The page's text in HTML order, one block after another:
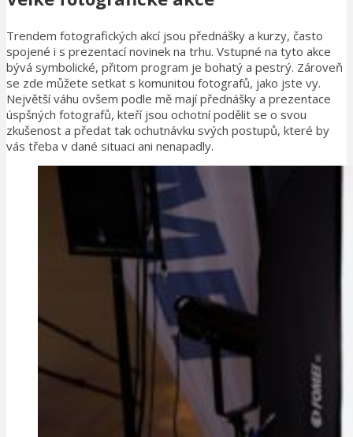
Trendem fotografických akcí jsou přednášky a kurzy, často
spojené i s prezentací novinek na trhu. Vstupné na tyto akce
bývá symbolické, přitom program je bohatý a pestrý. Zároveň
se zde můžete setkat s komunitou fotografů, jako jste vy.
Největší váhu ovšem podle mě mají přednášky a prezentace
úspšných fotografů, kteří jsou ochotní podělit se o svou
zkušenost a předat tak ochutnávku svých postupů, které by
vás třeba v dané situaci ani nenapadly.